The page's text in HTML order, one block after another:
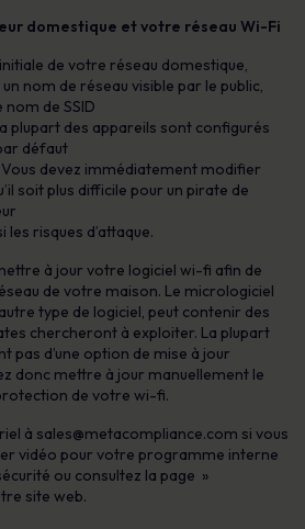
domestique et votre réseau Wi-Fi
de votre réseau domestique,
nom de réseau visible par le public,
de SSID
plupart des appareils sont configurés
défaut
devez immédiatement modifier
soit plus difficile pour un pirate de
risques d’attaque.
à jour votre logiciel wi-fi afin de
de votre maison. Le micrologiciel
type de logiciel, peut contenir des
chercheront à exploiter. La plupart
pas d’une option de mise à jour
donc mettre à jour manuellement le
de votre wi-fi.
à sales@metacompliance.com si vous
vidéo pour votre programme interne
ou consultez la page »
site web.